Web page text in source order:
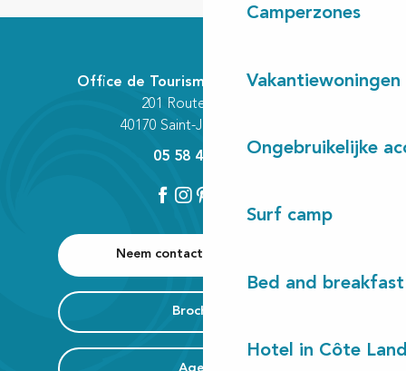
Camperzones
Vakantiewoningen
Ongebruikelijke
Surf camp
Bed and breakfast
Hotel in Côte
Neem contact met ons op
Brochures
Office de Tourisme Communautaire
201 Route des Lacs
40170 Saint-Julien-en-Born
05 58 42 89 80